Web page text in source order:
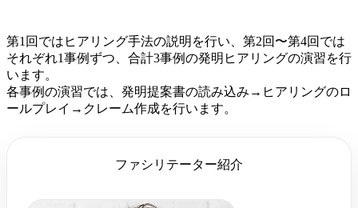
第1回ではヒアリング手法の説明を行い、第2回〜第4回では
それぞれ1事例ずつ、合計3事例の発明ヒアリングの演習を行
います。
各事例の演習では、発明提案書の読み込み→ヒアリングのロ
ールプレイ→クレーム作成を行います。
ファシリテーター紹介